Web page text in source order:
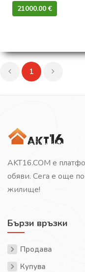
21000.00 €‎
1
AKT16.COM е
обяви. Сега е още
жилище!
Бързи връзки
Продава
Купува